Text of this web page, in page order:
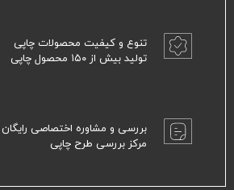
تنوع و کیفیت محصولات چاپی
تولید بیش از ۱۵۰ محصول چاپی
بررسی و مشاوره اختصاصی رایگان
مرکز بررسی طرح چاپی